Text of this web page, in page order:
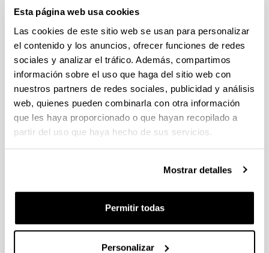
Esta página web usa cookies
Las cookies de este sitio web se usan para personalizar
el contenido y los anuncios, ofrecer funciones de redes
sociales y analizar el tráfico. Además, compartimos
información sobre el uso que haga del sitio web con
nuestros partners de redes sociales, publicidad y análisis
web, quienes pueden combinarla con otra información
que les haya proporcionado o que hayan recopilado a
partir del uso que haya hecho de sus servicios.
Mostrar detalles
Permitir todas
Personalizar
vanguardia mejoran la eficiencia y optimización de
procesos en diversas industrias.
Galería de imágenes